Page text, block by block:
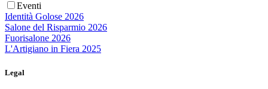
Eventi
Identità Golose 2026
Salone del Risparmio 2026
Fuorisalone 2026
L'Artigiano in Fiera 2025
Legal